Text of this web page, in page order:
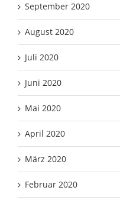
September 2020
August 2020
Juli 2020
Juni 2020
Mai 2020
April 2020
März 2020
Februar 2020